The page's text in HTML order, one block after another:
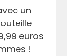
un
euros
!